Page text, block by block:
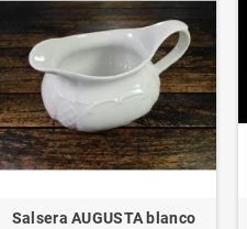
Salsera AUGUSTA blanco